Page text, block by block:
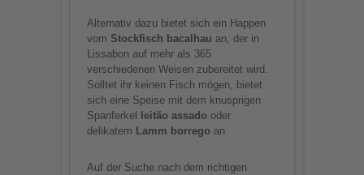
Alternativ dazu bietet sich ein Happen
vom Stockfisch bacalhau an, der in
Lissabon auf mehr als 365
verschiedenen Weisen zubereitet wird.
Solltet ihr keinen Fisch mögen, bietet
sich eine Speise mit dem knusprigen
Spanferkel
leitão assadooder
delikatem Lamm borregoan.
Auf der Suche nach dem richtigen